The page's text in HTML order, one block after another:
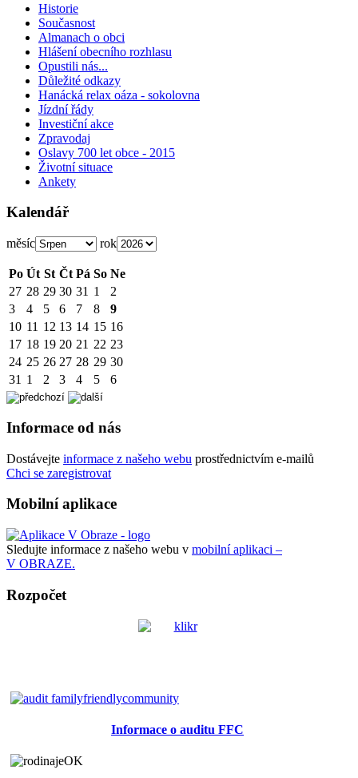
Historie
Současnost
Almanach o obci
Hlášení obecního rozhlasu
Opustili nás...
Důležité odkazy
Hanácká relax oáza - sokolovna
Jízdní řády
Investiční akce
Zpravodaj
Oslavy 700 let obce - 2015
Životní situace
Ankety
Kalendář
měsíc rok
Po Út St Čt Pá So Ne
27 28 29 30 31 1
2
3
4 5 6 7 8
9
10 11 12 13 14 15 16
17 18 19 20 21 22 23
24 25 26 27 28 29 30
31 1 2 3 4 5 6
Informace od nás
Dostávejte informace z našeho webu prostřednictvím e-mailů
Chci se zaregistrovat
Mobilní aplikace
Sledujte informace z našeho webu v mobilní aplikaci –
V OBRAZE.
Rozpočet
Informace o auditu FFC